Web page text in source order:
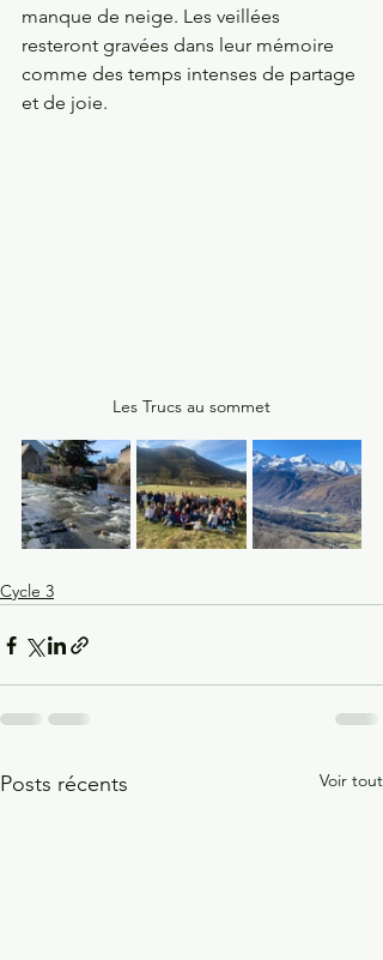
manque de neige. Les veillées
resteront gravées dans leur mémoire
comme des temps intenses de partage
et de joie.
Les Trucs au sommet
Cycle 3
Posts récents Voir tout